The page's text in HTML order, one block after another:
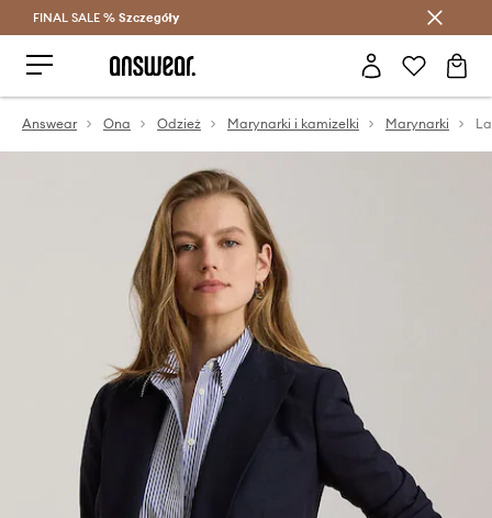
Oszczędzaj z Answear Club >
FINAL SALE % Szczegóły
Answear Ona Odzież Marynarki i kamizelki Marynarki